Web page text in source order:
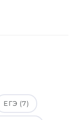
ЕГЭ (7)